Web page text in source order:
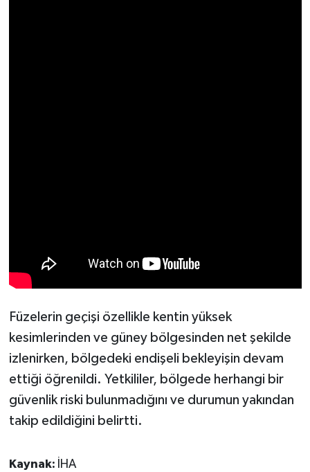
Füzelerin geçişi özellikle kentin yüksek
kesimlerinden ve güney bölgesinden net şekilde
izlenirken, bölgedeki endişeli bekleyişin devam
ettiği öğrenildi. Yetkililer, bölgede herhangi bir
güvenlik riski bulunmadığını ve durumun yakından
takip edildiğini belirtti.
Kaynak: İHA